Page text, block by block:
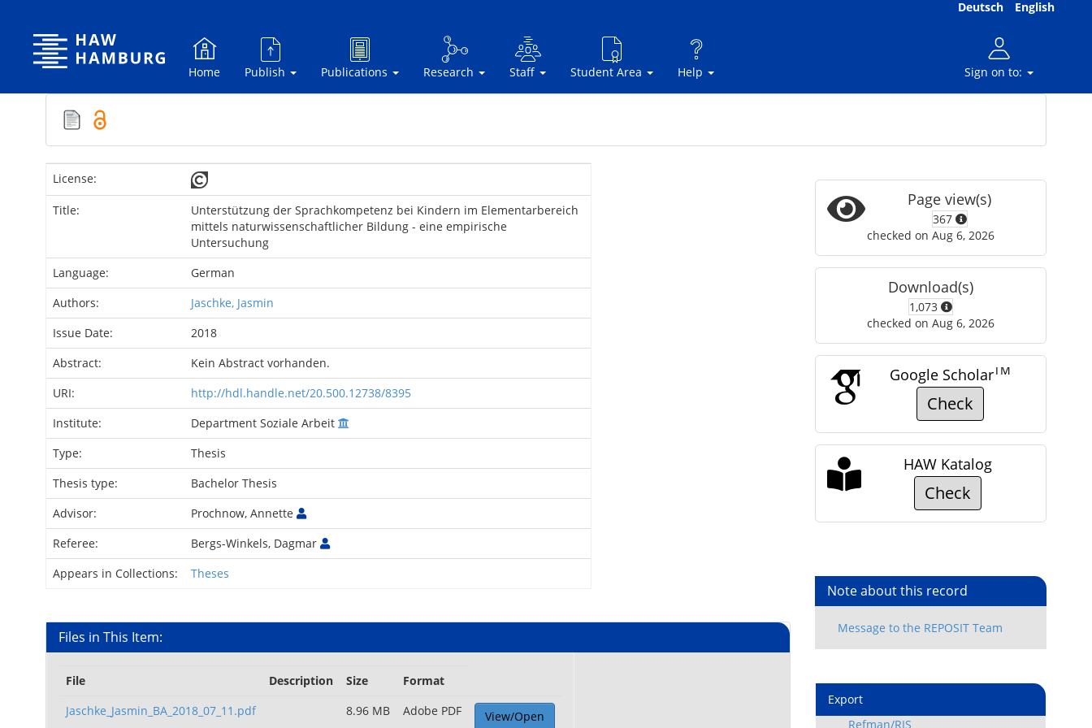
Deutsch English
Home Publish Publications Research Staff Student Area Help Sign on to:
License:
Title:
Unterstützung der Sprachkompetenz bei Kindern im Elementarbereich
mittels naturwissenschaftlicher Bildung - eine empirische
Untersuchung
Language:
German
Authors:
Jaschke, Jasmin
Issue Date:
2018
Abstract:
Kein Abstract vorhanden.
URI:
http://hdl.handle.net/20.500.12738/8395
Institute:
Department Soziale Arbeit
Type:
Thesis
Thesis type:
Bachelor Thesis
Advisor:
Prochnow, Annette
Referee:
Bergs-Winkels, Dagmar
Appears in Collections:
Theses
Files in This Item:
File Description Size
Format
Jaschke_Jasmin_BA_2018_07_11.pdf
8.96 MB Adobe PDF View/Open
Page view(s)
367
checked on Aug 6, 2026
Download(s)
1,073
checked on Aug 6, 2026
Google ScholarTM
Check
HAW Katalog
Check
Note about this record
Export
Refman/RIS